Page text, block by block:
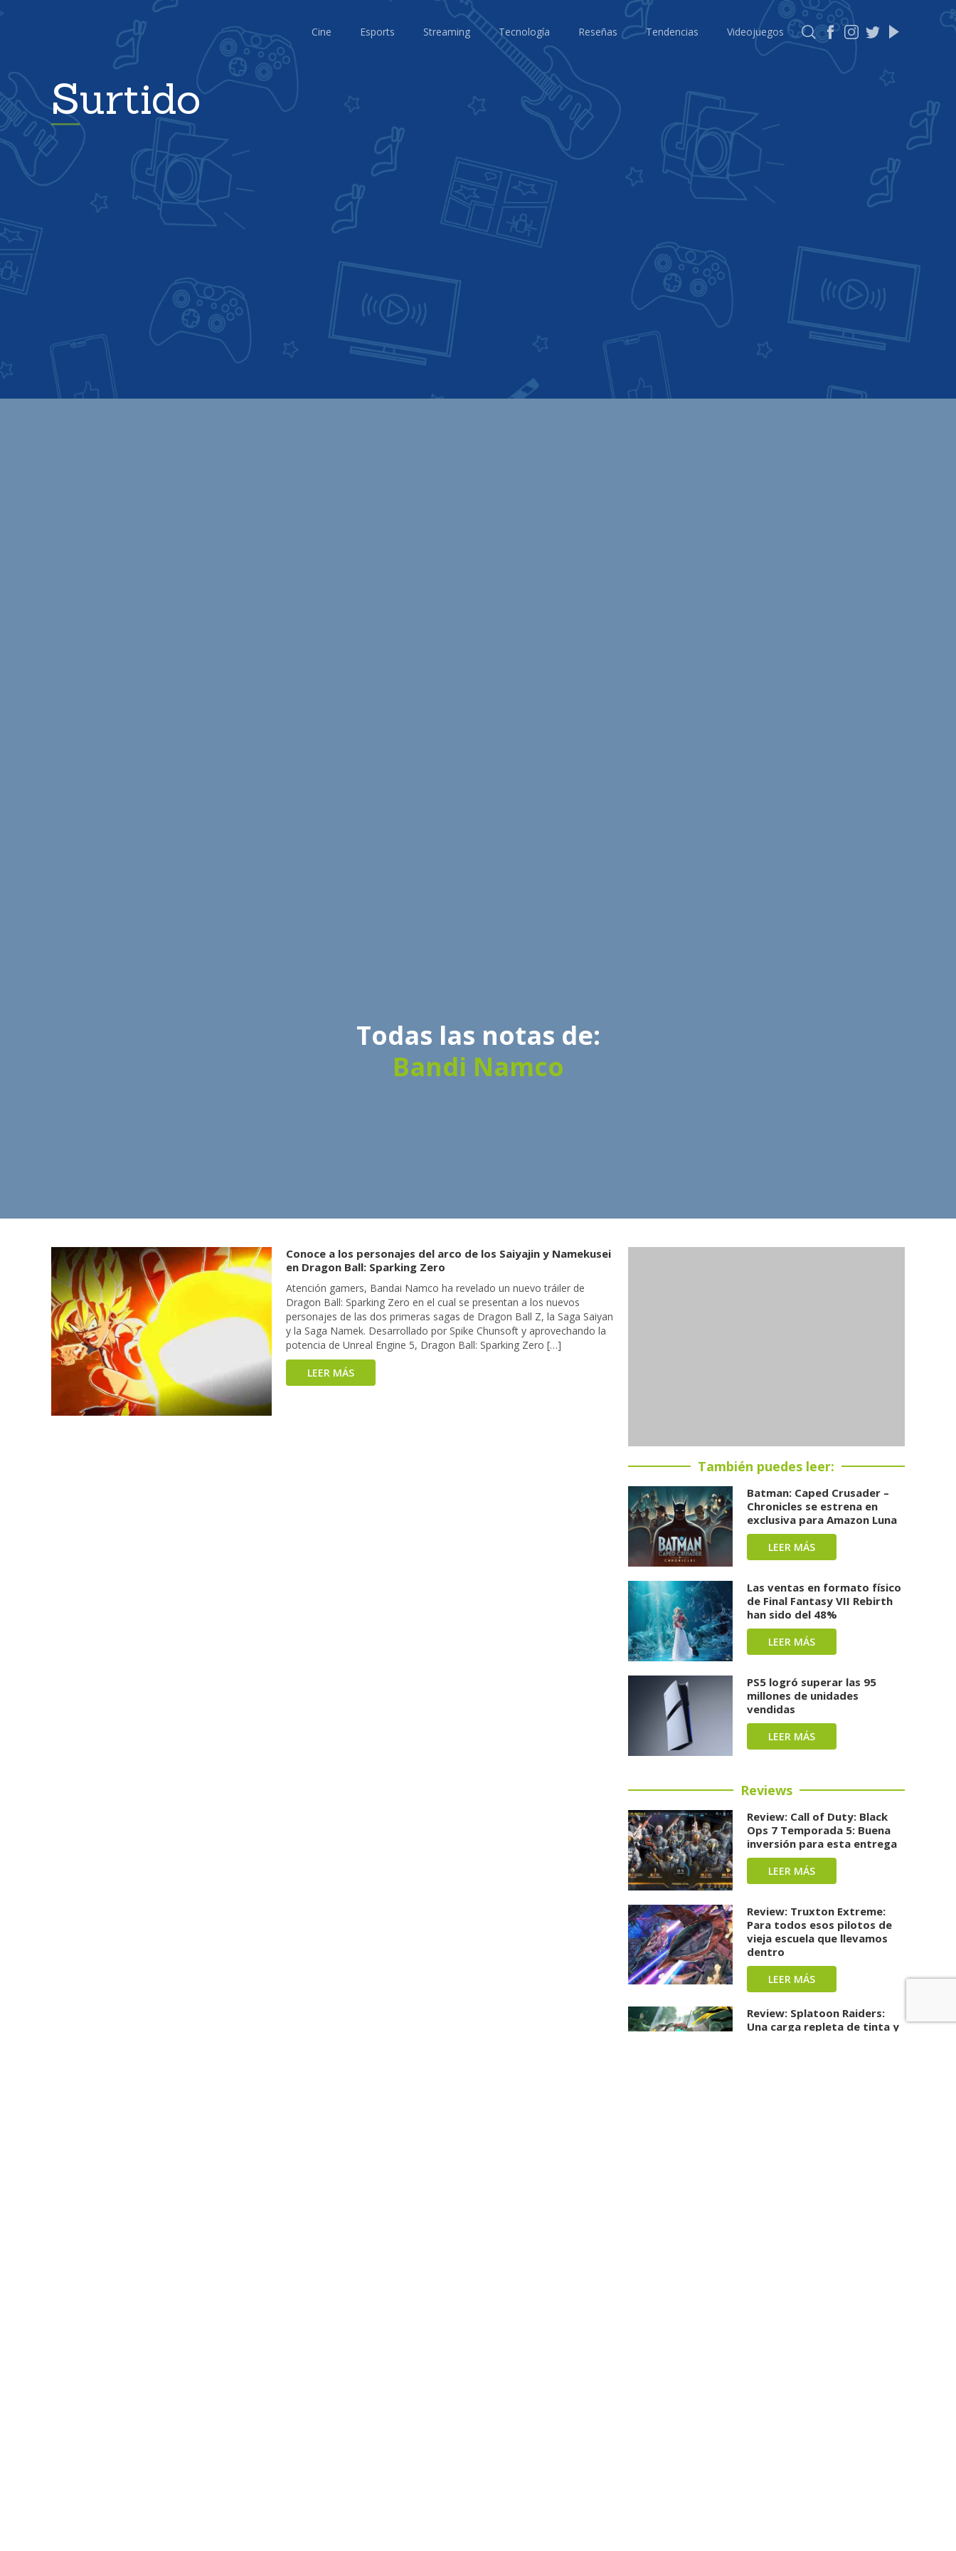
Cine Esports Streaming Tecnología Reseñas Tendencias Videojuegos
Surtido
Todas las notas de:
Bandi Namco
Conoce a los personajes del arco de los Saiyajin y Namekusei
en Dragon Ball: Sparking Zero
Atención gamers, Bandai Namco ha revelado un nuevo tráiler de
Dragon Ball: Sparking Zero en el cual se presentan a los nuevos
personajes de las dos primeras sagas de Dragon Ball Z, la Saga Saiyan
y la Saga Namek. Desarrollado por Spike Chunsoft y aprovechando la
potencia de Unreal Engine 5, Dragon Ball: Sparking Zero […]
LEER MÁS
También puedes leer:
Batman: Caped Crusader –
Chronicles se estrena en
exclusiva para Amazon Luna
LEER MÁS
Las ventas en formato físico
de Final Fantasy VII Rebirth
han sido del 48%
LEER MÁS
PS5 logró superar las 95
millones de unidades
vendidas
LEER MÁS
Reviews
Review: Call of Duty: Black
Ops 7 Temporada 5: Buena
inversión para esta entrega
LEER MÁS
Review: Truxton Extreme:
Para todos esos pilotos de
vieja escuela que llevamos
dentro
LEER MÁS
Review: Splatoon Raiders:
Una carga repleta de tinta y